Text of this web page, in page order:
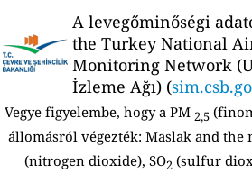
A levegőminőségi
the Turkey National
Monitoring Network
İzleme Ağı) (
Vegye figyelembe, hogy a PM 2,5
állomásról végezték: Maslak and the
(nitrogen dioxide), SO2 (sulfur